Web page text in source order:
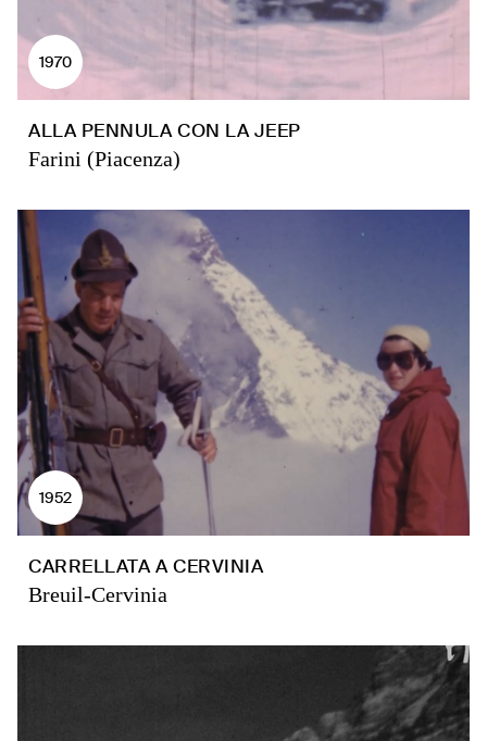
1970
ALLA PENNULA CON LA JEEP
Farini (Piacenza)
1952
CARRELLATA A CERVINIA
Breuil-Cervinia